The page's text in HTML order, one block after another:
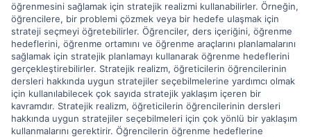
öğrenmesini sağlamak için stratejik realizmi kullanabilirler. Örneğin,
öğrencilere, bir problemi çözmek veya bir hedefe ulaşmak için
strateji seçmeyi öğretebilirler. Öğrenciler, ders içeriğini, öğrenme
hedeflerini, öğrenme ortamını ve öğrenme araçlarını planlamalarını
sağlamak için stratejik planlamayı kullanarak öğrenme hedeflerini
gerçekleştirebilirler. Stratejik realizm, öğreticilerin öğrencilerinin
dersleri hakkında uygun stratejiler seçebilmelerine yardımcı olmak
için kullanılabilecek çok sayıda stratejik yaklaşım içeren bir
kavramdır. Stratejik realizm, öğreticilerin öğrencilerinin dersleri
hakkında uygun stratejiler seçebilmeleri için çok yönlü bir yaklaşım
kullanmalarını gerektirir. Öğrencilerin öğrenme hedeflerine